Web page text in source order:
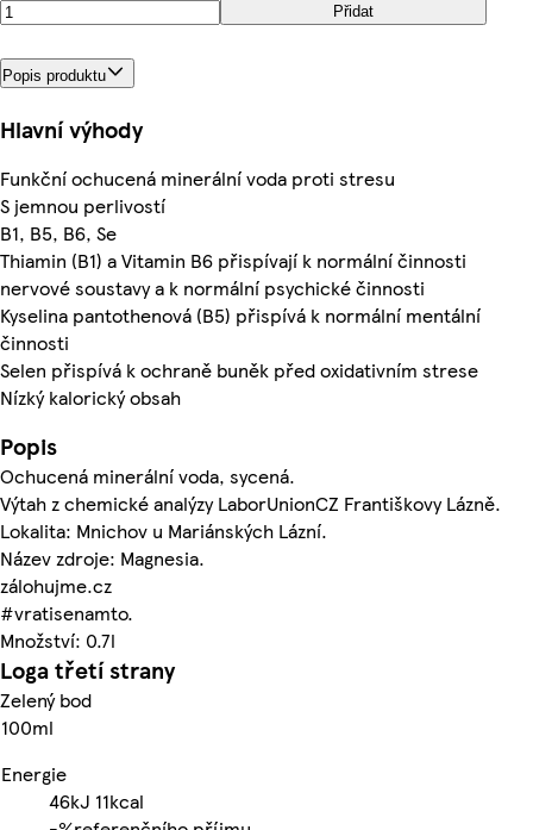
Přidat
Popis produktu
Hlavní výhody
Funkční ochucená minerální voda proti stresu
S jemnou perlivostí
B1, B5, B6, Se
Thiamin (B1) a Vitamin B6 přispívají k normální činnosti
nervové soustavy a k normální psychické činnosti
Kyselina pantothenová (B5) přispívá k normální mentální
činnosti
Selen přispívá k ochraně buněk před oxidativním strese
Nízký kalorický obsah
Popis
Ochucená minerální voda, sycená.
Výtah z chemické analýzy LaborUnionCZ Františkovy Lázně.
Lokalita: Mnichov u Mariánských Lázní.
Název zdroje: Magnesia.
zálohujme.cz
#vratisenamto.
Množství: 0.7l
Loga třetí strany
Zelený bod
100ml
Energie
46kJ 11kcal